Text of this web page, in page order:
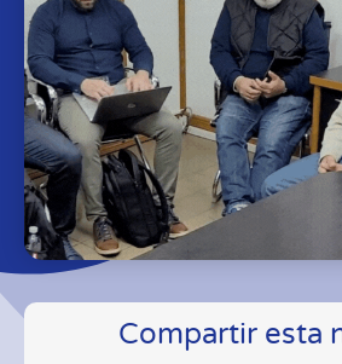
Compartir esta